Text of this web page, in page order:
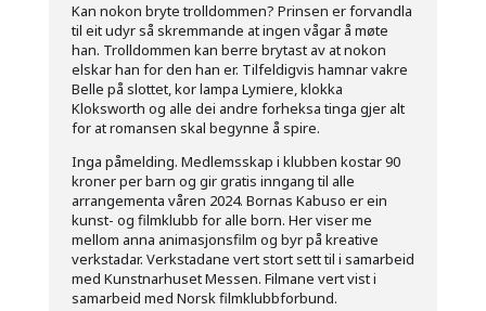
Kan nokon bryte trolldommen? Prinsen er forvandla
til eit udyr så skremmande at ingen vågar å møte
han. Trolldommen kan berre brytast av at nokon
elskar han for den han er. Tilfeldigvis hamnar vakre
Belle på slottet, kor lampa Lymiere, klokka
Kloksworth og alle dei andre forheksa tinga gjer alt
for at romansen skal begynne å spire.
Inga påmelding. Medlemsskap i klubben kostar 90
kroner per barn og gir gratis inngang til alle
arrangementa våren 2024. Bornas Kabuso er ein
kunst- og filmklubb for alle born. Her viser me
mellom anna animasjonsfilm og byr på kreative
verkstadar. Verkstadane vert stort sett til i samarbeid
med Kunstnarhuset Messen. Filmane vert vist i
samarbeid med Norsk filmklubbforbund.